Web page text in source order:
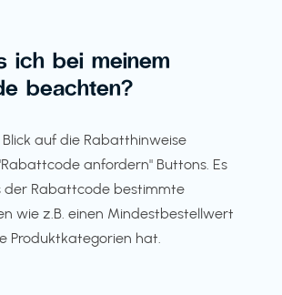
ich bei meinem
beachten?
auf die Rabatthinweise
anfordern" Buttons. Es
der Rabattcode bestimmte
wie z.B. einen Mindestbestellwert
Produktkategorien hat.